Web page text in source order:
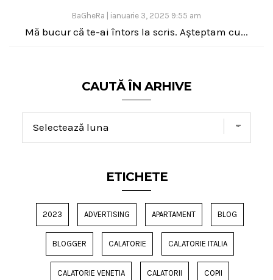
BaGheRa ianuarie 3, 2025 9:55 am
Mă bucur că te-ai întors la scris. Așteptam cu...
CAUTĂ ÎN ARHIVE
ETICHETE
2023 ADVERTISING APARTAMENT BLOG
BLOGGER CALATORIE CALATORIE ITALIA
CALATORIE VENETIA CALATORII COPII